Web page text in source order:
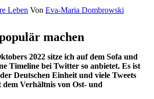
Leben Von Eva-Maria Dombrowski
machen
2022 sitze ich auf dem Sofa und
Timeline bei Twitter so anbietet. Es ist
Deutschen Einheit und viele Tweets
dem Verhältnis von Ost- und